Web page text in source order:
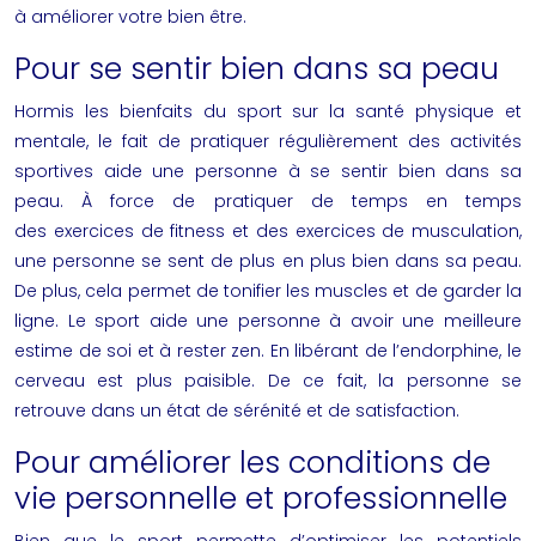
à améliorer votre bien être.
Pour se sentir bien dans sa peau
Hormis les bienfaits du sport sur la santé physique et
mentale, le fait de pratiquer régulièrement des activités
sportives aide une personne à se sentir bien dans sa
peau. À force de pratiquer de temps en temps
des exercices de fitness et des exercices de musculation,
une personne se sent de plus en plus bien dans sa peau.
De plus, cela permet de tonifier les muscles et de garder la
ligne. Le sport aide une personne à avoir une meilleure
estime de soi et à rester zen. En libérant de l’endorphine, le
cerveau est plus paisible. De ce fait, la personne se
retrouve dans un état de sérénité et de satisfaction.
Pour améliorer les conditions de
vie personnelle et professionnelle